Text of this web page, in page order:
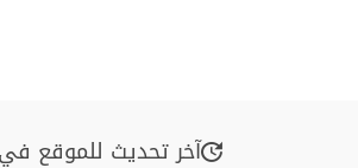
آخر تحديث للموقع